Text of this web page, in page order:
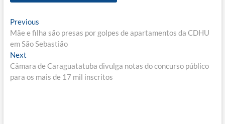
Navegação
de
Post
PreviousPrevious
post:
Mãe e filha são presas por golpes de apartamentos da CDHU
em São Sebastião
NextNext
post:
Câmara de Caraguatatuba divulga notas do concurso público
para os mais de 17 mil inscritos